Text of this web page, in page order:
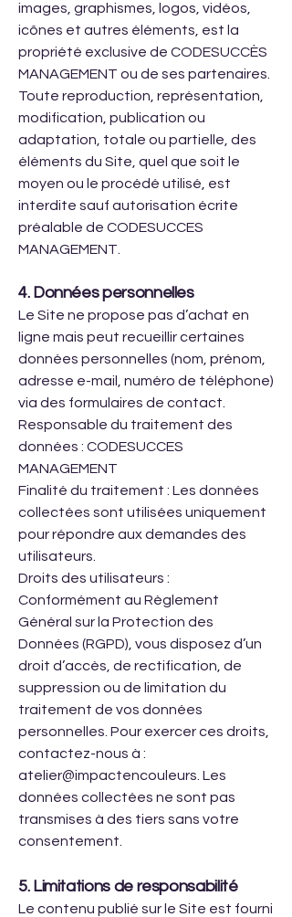
images, graphismes, logos, vidéos,
icônes et autres éléments, est la
propriété exclusive de CODESUCCÈS
MANAGEMENT ou de ses partenaires.
Toute reproduction, représentation,
modification, publication ou
adaptation, totale ou partielle, des
éléments du Site, quel que soit le
moyen ou le procédé utilisé, est
interdite sauf autorisation écrite
préalable de CODESUCCES
MANAGEMENT.
4. Données personnelles
Le Site ne propose pas d’achat en
ligne mais peut recueillir certaines
données personnelles (nom, prénom,
adresse e-mail, numéro de téléphone)
via des formulaires de contact.
Responsable du traitement des
données : CODESUCCES
MANAGEMENT
Finalité du traitement : Les données
collectées sont utilisées uniquement
pour répondre aux demandes des
utilisateurs.
Droits des utilisateurs :
Conformément au Règlement
Général sur la Protection des
Données (RGPD), vous disposez d’un
droit d’accès, de rectification, de
suppression ou de limitation du
traitement de vos données
personnelles. Pour exercer ces droits,
contactez-nous à :
atelier@impactencouleurs. Les
données collectées ne sont pas
transmises à des tiers sans votre
consentement.
5. Limitations de responsabilité
Le contenu publié sur le Site est fourni